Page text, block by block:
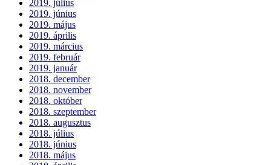
2019. július
2019. június
2019. május
2019. április
2019. március
2019. február
2019. január
2018. december
2018. november
2018. október
2018. szeptember
2018. augusztus
2018. július
2018. június
2018. május